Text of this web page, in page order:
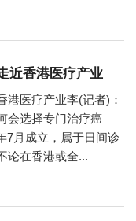
近香港医疗产业
港医疗产业李(记者)：
会选择专门治疗癌
7月成立，属于日间诊
论在香港或全...